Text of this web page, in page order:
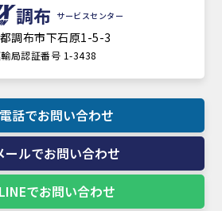
調布 サービスセンター
調布市下石原1-5-3
局認証番号 1-3438
電話でお問い合わせ
ールでお問い合わせ
LINEでお問い合わせ